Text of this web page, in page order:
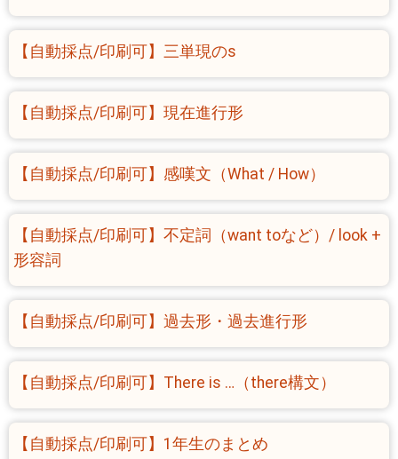
【自動採点/印刷可】三単現のs
【自動採点/印刷可】現在進行形
【自動採点/印刷可】感嘆文（What / How）
【自動採点/印刷可】不定詞（want toなど）/ look +
形容詞
【自動採点/印刷可】過去形・過去進行形
【自動採点/印刷可】There is …（there構文）
【自動採点/印刷可】1年生のまとめ